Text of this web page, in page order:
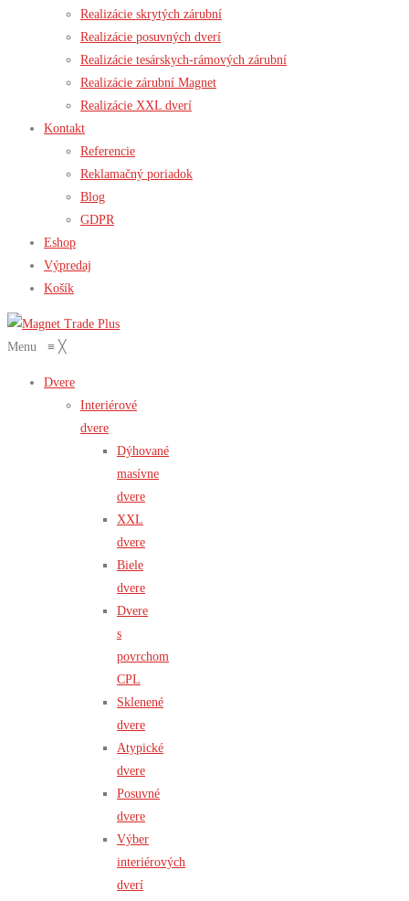
Realizácie skrytých zárubní
Realizácie posuvných dverí
Realizácie tesárskych-rámových zárubní
Realizácie zárubní Magnet
Realizácie XXL dverí
Kontakt
Referencie
Reklamačný poriadok
Blog
GDPR
Eshop
Výpredaj
Košík
Menu ≡ ╳
Dvere
Interiérové
dvere
Dýhované
masívne
dvere
XXL
dvere
Biele
dvere
Dvere
s
povrchom
CPL
Sklenené
dvere
Atypické
dvere
Posuvné
dvere
Výber
interiérových
dverí